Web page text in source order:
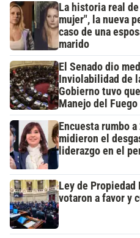
La historia real
mujer", la nueva
caso de una
marido
El Senado dio
Inviolabilidad de
Gobierno tuvo
Manejo del Fuego
Encuesta rumbo
midieron el
liderazgo en el
Ley de Propiedad
votaron a favor y